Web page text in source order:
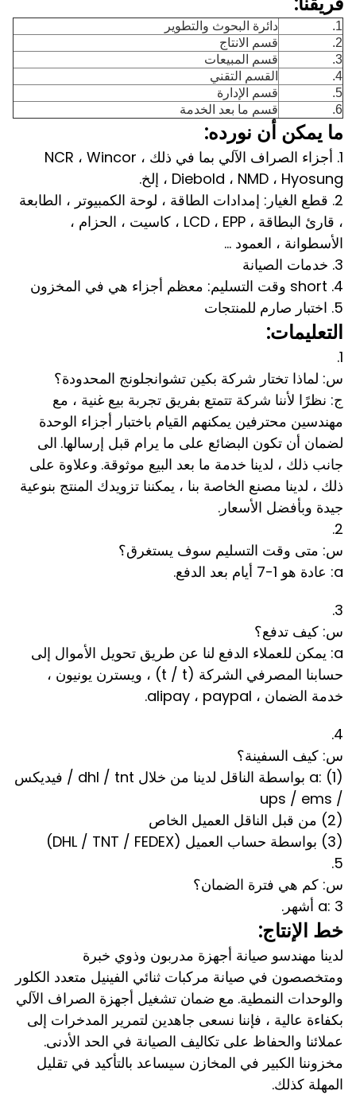
1.
دائرة البحوث والتطوير
2.
قسم الانتاج
3.
قسم المبيعات
4.
القسم التقني
5.
قسم الإدارة
6.
قسم ما بعد الخدمة
ما يمكن أن نورده:
1. أجزاء الصراف الآلي بما في ذلك NCR ، Wincor ،
Diebold ، NMD ، Hyosung ، إلخ.
2. قطع الغيار: إمدادات الطاقة ، لوحة الكمبيوتر ، الطابعة
، قارئ البطاقة ، LCD ، EPP ، كاسيت ، الحزام ،
الأسطوانة ، العمود ...
3. خدمات الصيانة
4. short وقت التسليم: معظم أجزاء هي في المخزون
5. اختبار صارم للمنتجات
التعليمات:
1.
س: لماذا تختار شركة بكين تشوانجلونج المحدودة؟
ج: نظرًا لأننا شركة تتمتع بفريق تجربة بيع غنية ، مع
مهندسين محترفين يمكنهم القيام باختبار أجزاء الوحدة
لضمان أن تكون البضائع على ما يرام قبل إرسالها. الى
جانب ذلك ، لدينا خدمة ما بعد البيع موثوقة. وعلاوة على
ذلك ، لدينا مصنع الخاصة بنا ، يمكننا تزويدك المنتج بنوعية
جيدة وبأفضل الأسعار.
2.
س: متى وقت التسليم سوف يستغرق؟
a: عادة هو 1-7 أيام بعد الدفع.
3.
س: كيف تدفع؟
a: يمكن للعملاء الدفع لنا عن طريق تحويل الأموال إلى
حسابنا المصرفي الشركة (t / t) ، ويسترن يونيون ،
خدمة الضمان ، alipay ، paypal.
4.
س: كيف السفينة؟
a: (1) بواسطة الناقل لدينا من خلال dhl / tnt / فيديكس
/ ups / ems
(2) من قبل الناقل العميل الخاص
(3) بواسطة حساب العميل (DHL / TNT / FEDEX)
5.
س: كم هي فترة الضمان؟
a: 3 أشهر.
خط الإنتاج:
لدينا مهندسو صيانة أجهزة مدربون وذوي خبرة
ومتخصصون في صيانة مركبات ثنائي الفينيل متعدد الكلور
والوحدات النمطية. مع ضمان تشغيل أجهزة الصراف الآلي
بكفاءة عالية ، فإننا نسعى جاهدين لتمرير المدخرات إلى
عملائنا والحفاظ على تكاليف الصيانة في الحد الأدنى.
مخزوننا الكبير في المخازن سيساعد بالتأكيد في تقليل
المهلة كذلك.